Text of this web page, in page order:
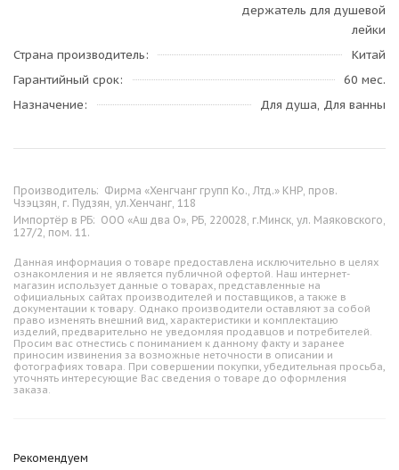
держатель для душевой
лейки
Страна производитель
Китай
Гарантийный срок
60 мес.
Назначение
Для душа, Для ванны
Производитель: Фирма «Хенгчанг групп Ко., Лтд.» КНР, пров.
Чзэцзян, г. Пудзян, ул.Хенчанг, 118
Импортёр в РБ: ООО «Аш два О», РБ, 220028, г.Минск, ул. Маяковского,
127/2, пом. 11.
Данная информация о товаре предоставлена исключительно в целях
ознакомления и не является публичной офертой. Наш интернет-
магазин использует данные о товарах, представленные на
официальных сайтах производителей и поставщиков, а также в
документации к товару. Однако производители оставляют за собой
право изменять внешний вид, характеристики и комплектацию
изделий, предварительно не уведомляя продавцов и потребителей.
Просим вас отнестись с пониманием к данному факту и заранее
приносим извинения за возможные неточности в описании и
фотографиях товара. При совершении покупки, убедительная просьба,
уточнять интересующие Вас сведения о товаре до оформления
заказа.
Рекомендуем